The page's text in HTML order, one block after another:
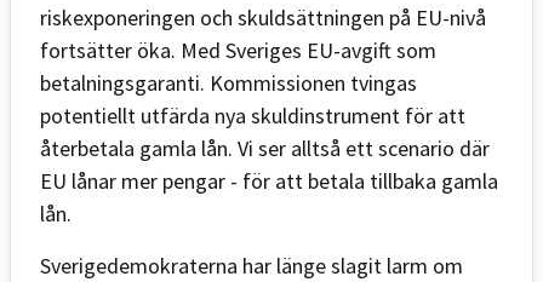
riskexponeringen och skuldsättningen på EU-nivå
fortsätter öka. Med Sveriges EU-avgift som
betalningsgaranti. Kommissionen tvingas
potentiellt utfärda nya skuldinstrument för att
återbetala gamla lån. Vi ser alltså ett scenario där
EU lånar mer pengar - för att betala tillbaka gamla
lån.
Sverigedemokraterna har länge slagit larm om